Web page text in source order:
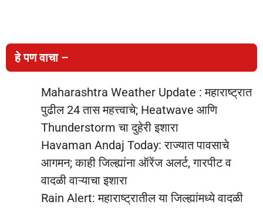
हे पण वाचा –
Maharashtra Weather Update : महाराष्ट्रात
पुढील 24 तास महत्त्वाचे; Heatwave आणि
Thunderstorm चा दुहेरी इशारा
Havaman Andaj Today: राज्यात पावसाचे
आगमन; काही जिल्ह्यांना ऑरेंज अलर्ट, गारपीट व
वादळी वाऱ्याचा इशारा
Rain Alert: महाराष्ट्रातील या जिल्ह्यांमध्ये वादळी